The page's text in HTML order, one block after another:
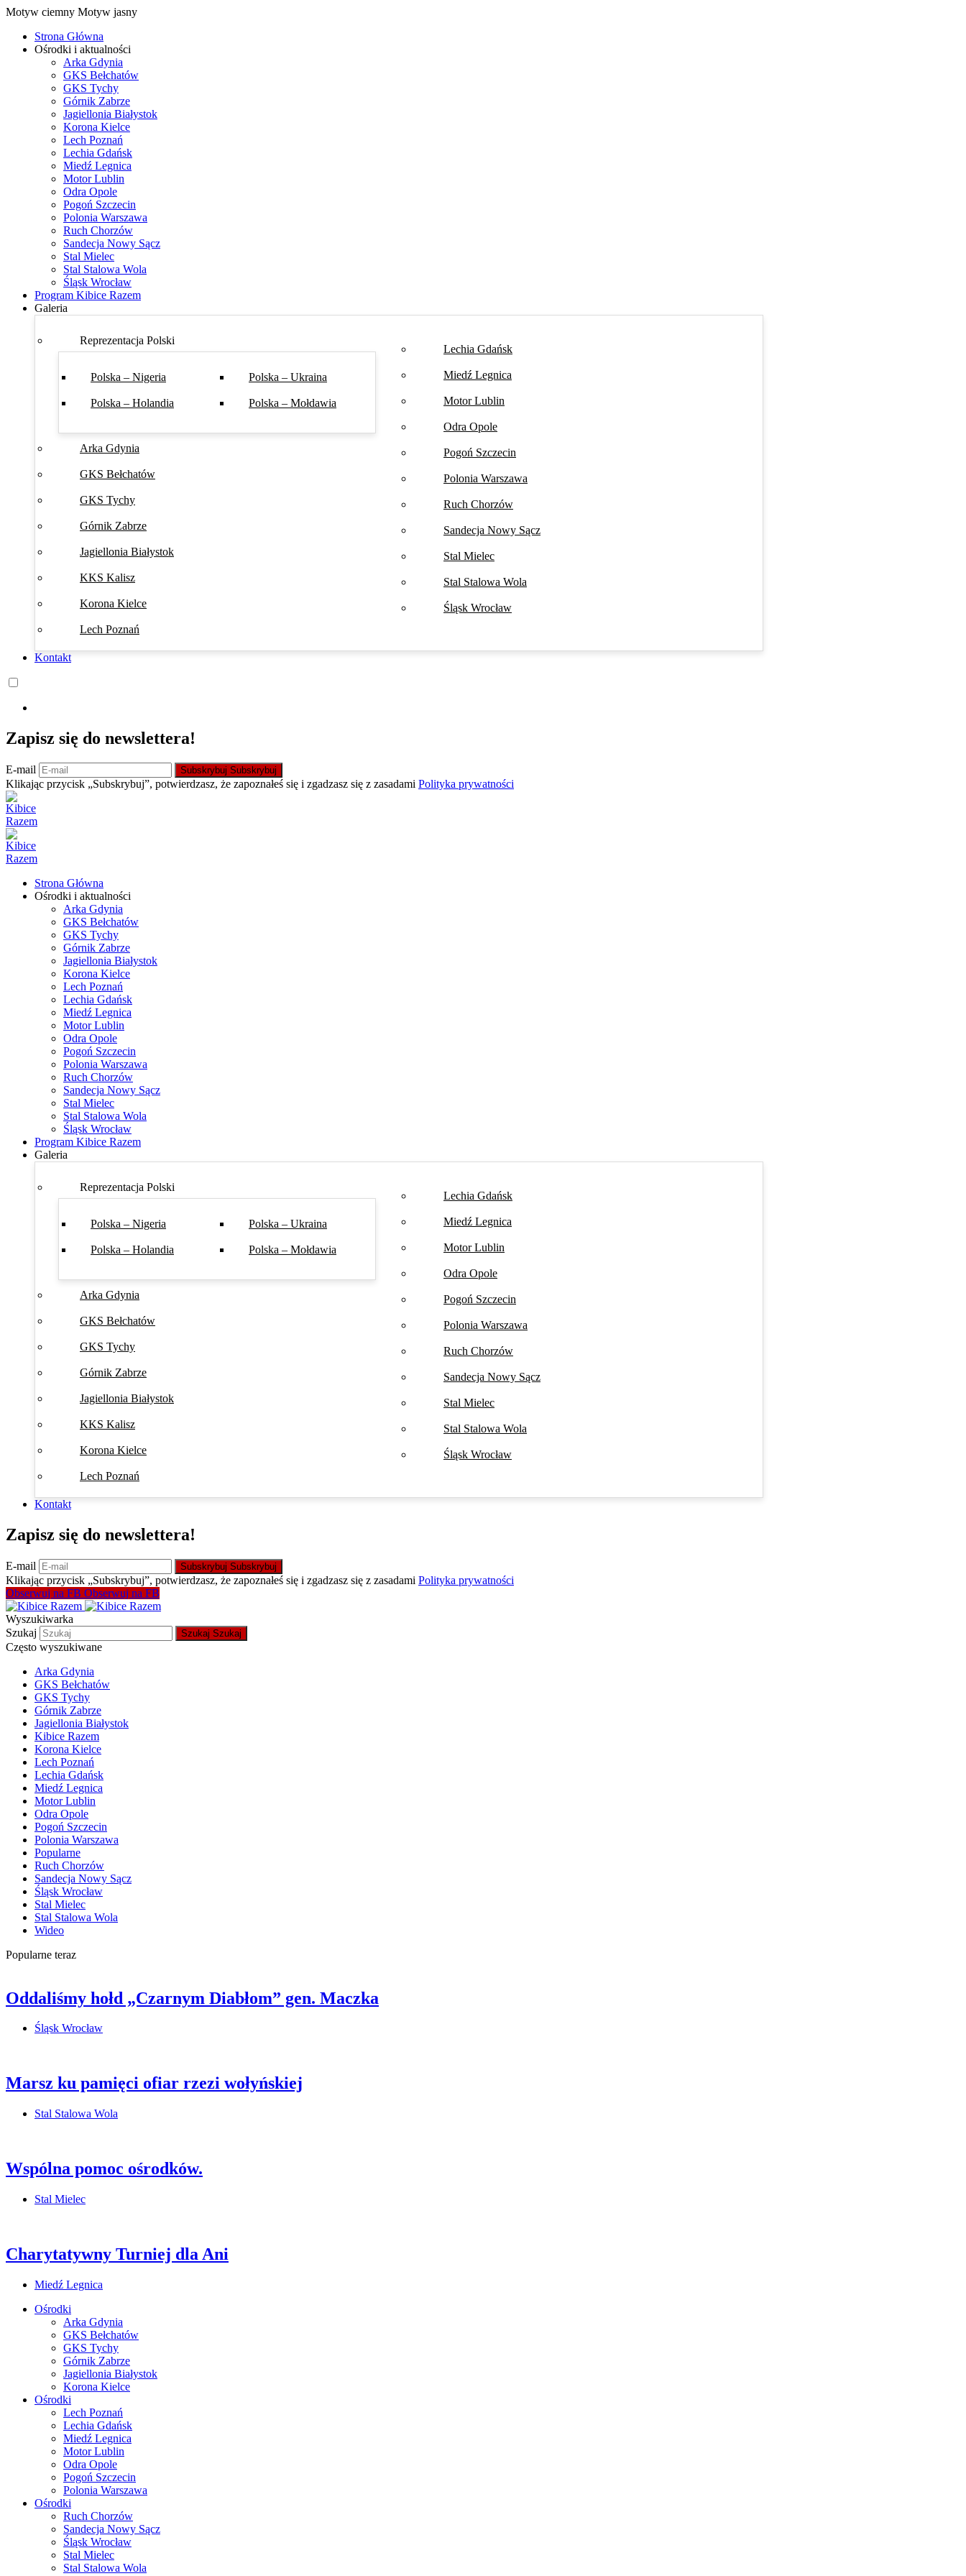
Motyw ciemny Motyw jasny
Strona Główna
Ośrodki i aktualności
Arka Gdynia
GKS Bełchatów
GKS Tychy
Górnik Zabrze
Jagiellonia Białystok
Korona Kielce
Lech Poznań
Lechia Gdańsk
Miedź Legnica
Motor Lublin
Odra Opole
Pogoń Szczecin
Polonia Warszawa
Ruch Chorzów
Sandecja Nowy Sącz
Stal Mielec
Stal Stalowa Wola
Śląsk Wrocław
Program Kibice Razem
Galeria
Reprezentacja Polski
Polska – Nigeria
Polska – Holandia
Polska – Ukraina
Polska – Mołdawia
Arka Gdynia
GKS Bełchatów
GKS Tychy
Górnik Zabrze
Jagiellonia Białystok
KKS Kalisz
Korona Kielce
Lech Poznań
Lechia Gdańsk
Miedź Legnica
Motor Lublin
Odra Opole
Pogoń Szczecin
Polonia Warszawa
Ruch Chorzów
Sandecja Nowy Sącz
Stal Mielec
Stal Stalowa Wola
Śląsk Wrocław
Kontakt
Zapisz się do newslettera!
E-mail Subskrybuj Subskrybuj
Klikając przycisk „Subskrybuj”, potwierdzasz, że zapoznałeś się i zgadzasz się z zasadami Polityka prywatności
Strona Główna
Ośrodki i aktualności
Arka Gdynia
GKS Bełchatów
GKS Tychy
Górnik Zabrze
Jagiellonia Białystok
Korona Kielce
Lech Poznań
Lechia Gdańsk
Miedź Legnica
Motor Lublin
Odra Opole
Pogoń Szczecin
Polonia Warszawa
Ruch Chorzów
Sandecja Nowy Sącz
Stal Mielec
Stal Stalowa Wola
Śląsk Wrocław
Program Kibice Razem
Galeria
Reprezentacja Polski
Polska – Nigeria
Polska – Holandia
Polska – Ukraina
Polska – Mołdawia
Arka Gdynia
GKS Bełchatów
GKS Tychy
Górnik Zabrze
Jagiellonia Białystok
KKS Kalisz
Korona Kielce
Lech Poznań
Lechia Gdańsk
Miedź Legnica
Motor Lublin
Odra Opole
Pogoń Szczecin
Polonia Warszawa
Ruch Chorzów
Sandecja Nowy Sącz
Stal Mielec
Stal Stalowa Wola
Śląsk Wrocław
Kontakt
Zapisz się do newslettera!
E-mail Subskrybuj Subskrybuj
Klikając przycisk „Subskrybuj”, potwierdzasz, że zapoznałeś się i zgadzasz się z zasadami Polityka prywatności
Obserwuj na FB Obserwuj na FB
Wyszukiwarka
Szukaj
Szukaj Szukaj
Często wyszukiwane
Arka Gdynia
GKS Bełchatów
GKS Tychy
Górnik Zabrze
Jagiellonia Białystok
Kibice Razem
Korona Kielce
Lech Poznań
Lechia Gdańsk
Miedź Legnica
Motor Lublin
Odra Opole
Pogoń Szczecin
Polonia Warszawa
Popularne
Ruch Chorzów
Sandecja Nowy Sącz
Śląsk Wrocław
Stal Mielec
Stal Stalowa Wola
Wideo
Popularne teraz
Oddaliśmy hołd „Czarnym Diabłom” gen. Maczka
Śląsk Wrocław
Marsz ku pamięci ofiar rzezi wołyńskiej
Stal Stalowa Wola
Wspólna pomoc ośrodków.
Stal Mielec
Charytatywny Turniej dla Ani
Miedź Legnica
Ośrodki
Arka Gdynia
GKS Bełchatów
GKS Tychy
Górnik Zabrze
Jagiellonia Białystok
Korona Kielce
Ośrodki
Lech Poznań
Lechia Gdańsk
Miedź Legnica
Motor Lublin
Odra Opole
Pogoń Szczecin
Polonia Warszawa
Ośrodki
Ruch Chorzów
Sandecja Nowy Sącz
Śląsk Wrocław
Stal Mielec
Stal Stalowa Wola